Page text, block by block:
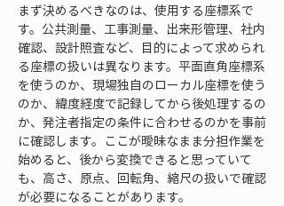
まず決めるべきなのは、使用する座標系で
す。公共測量、工事測量、出来形管理、社内
確認、設計照査など、目的によって求められ
る座標の扱いは異なります。平面直角座標系
を使うのか、現場独自のローカル座標を使う
のか、緯度経度で記録してから後処理するの
か、発注者指定の条件に合わせるのかを事前
に確認します。ここが曖昧なまま分担作業を
始めると、後から変換できると思っていて
も、高さ、原点、回転角、縮尺の扱いで確認
が必要になることがあります。